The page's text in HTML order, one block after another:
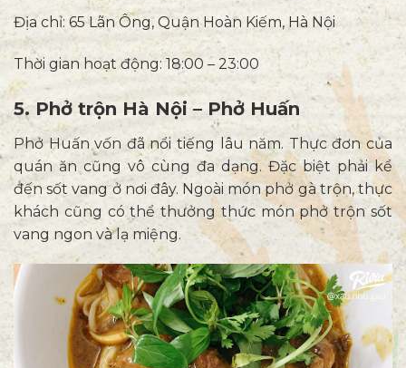
Địa chỉ: 65 Lãn Ông, Quận Hoàn Kiếm, Hà Nội
Thời gian hoạt động: 18:00 – 23:00
5. Phở trộn Hà Nội – Phở Huấn
Phở Huấn vốn đã nổi tiếng lâu năm. Thực đơn của
quán ăn cũng vô cùng đa dạng. Đặc biệt phải kể
đến sốt vang ở nơi đây. Ngoài món phở gà trộn, thực
khách cũng có thể thưởng thức món phở trộn sốt
vang ngon và lạ miệng.